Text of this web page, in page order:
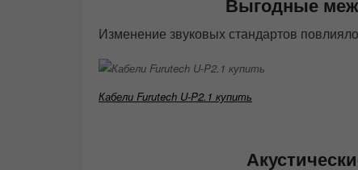
Изменение звуковых стандартов
Кабели Furutech U-P2.1 купить